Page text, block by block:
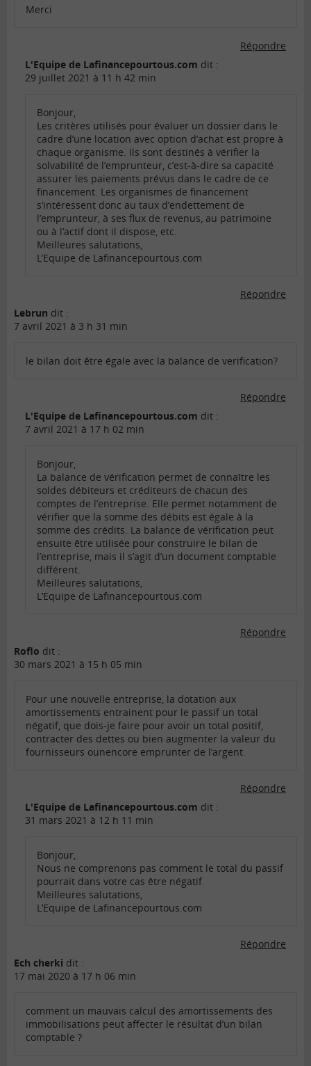
Merci
Répondre
L'Equipe de Lafinancepourtous.com dit :
29 juillet 2021 à 11 h 42 min
Bonjour,
Les critères utilisés pour évaluer un dossier dans le
cadre d’une location avec option d’achat est propre à
chaque organisme. Ils sont destinés à vérifier la
solvabilité de l’emprunteur, c’est-à-dire sa capacité
assurer les paiements prévus dans le cadre de ce
financement. Les organismes de financement
s’intéressent donc au taux d’endettement de
l’emprunteur, à ses flux de revenus, au patrimoine
ou à l’actif dont il dispose, etc.
Meilleures salutations,
L’Equipe de Lafinancepourtous.com
Répondre
Lebrun dit :
7 avril 2021 à 3 h 31 min
le bilan doit être égale avec la balance de verification?
Répondre
L'Equipe de Lafinancepourtous.com dit :
7 avril 2021 à 17 h 02 min
Bonjour,
La balance de vérification permet de connaître les
soldes débiteurs et créditeurs de chacun des
comptes de l’entreprise. Elle permet notamment de
vérifier que la somme des débits est égale à la
somme des crédits. La balance de vérification peut
ensuite être utilisée pour construire le bilan de
l’entreprise, mais il s’agit d’un document comptable
différent.
Meilleures salutations,
L’Equipe de Lafinancepourtous.com
Répondre
Roflo dit :
30 mars 2021 à 15 h 05 min
Pour une nouvelle entreprise, la dotation aux
amortissements entrainent pour le passif un total
négatif, que dois-je faire pour avoir un total positif,
contracter des dettes ou bien augmenter la valeur du
fournisseurs ounencore emprunter de l’argent.
Répondre
L'Equipe de Lafinancepourtous.com dit :
31 mars 2021 à 12 h 11 min
Bonjour,
Nous ne comprenons pas comment le total du passif
pourrait dans votre cas être négatif.
Meilleures salutations,
L’Equipe de Lafinancepourtous.com
Répondre
Ech cherki dit :
17 mai 2020 à 17 h 06 min
comment un mauvais calcul des amortissements des
immobilisations peut affecter le résultat d’un bilan
comptable ?